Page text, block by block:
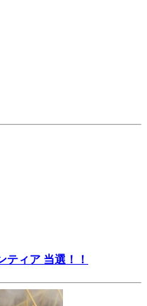
ィア 当選！！